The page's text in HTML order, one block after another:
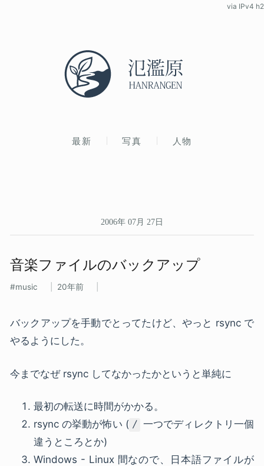
最新 写真 人物
via IPv4 h2
2006年 07月 27日
音楽ファイルの​バックアップ
music 20年前
バックアップを手動でとってたけど、やっと rsync で
やるようにした。
今までなぜ rsync してなかったかというと単純に
最初の転送に時間がかかる。
rsync の挙動が怖い ( / 一つでディレクトリ一個
違うところとか)
Windows - Linux 間なので、日本語ファイルが